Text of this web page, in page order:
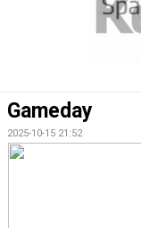
KALENDER
Gameday
2025-10-15 21:52